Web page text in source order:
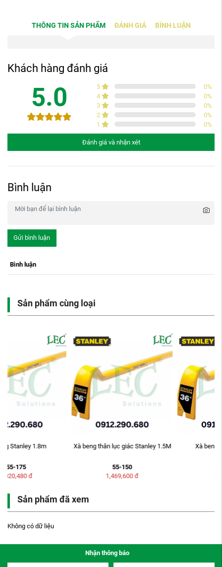
THÔNG TIN SẢN PHẨM ĐÁNH GIÁ BÌNH LUẬN
Khách hàng đánh giá
5.0 5 0%
4
0%
3
0%
2
0%
1
0%
Đánh giá và nhận xét
Bình luận
Gửi bình luận
Bình luận
Sản phẩm cùng loại
Xà beng Stanley 1.8m Xà beng thân lục giác Stanley 1.5M
Sản phẩm đã xem
Không có dữ liệu
Nhận thông báo